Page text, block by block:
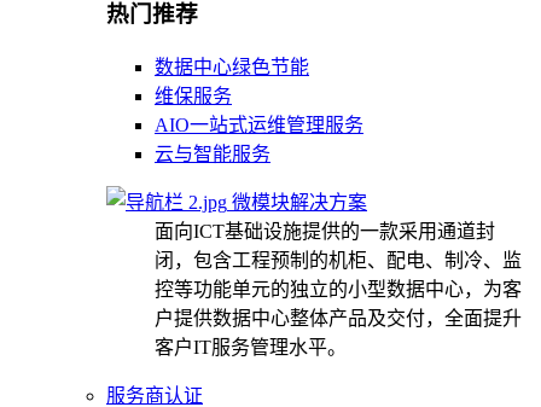
热门推荐
数据中心绿色节能
维保服务
AIO一站式运维管理服务
云与智能服务
微模块解决方案
面向ICT基础设施提供的一款采用通道封
闭，包含工程预制的机柜、配电、制冷、监
控等功能单元的独立的小型数据中心，为客
户提供数据中心整体产品及交付，全面提升
客户IT服务管理水平。
服务商认证